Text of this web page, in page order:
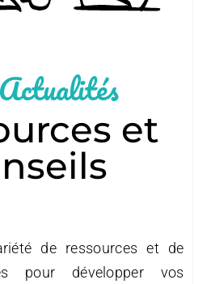
et
de ressources et de
pour développer vos